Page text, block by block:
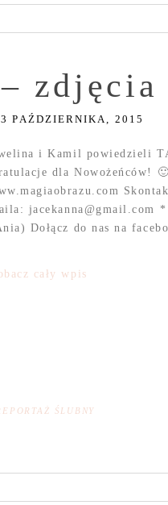
zdjęcia
PAŹDZIERNIKA, 2015
i Kamil powiedzieli
dla Nowożeńców!
jacekanna@gmail.com
Dołącz do nas na
cały wpis
ŚLUBNY